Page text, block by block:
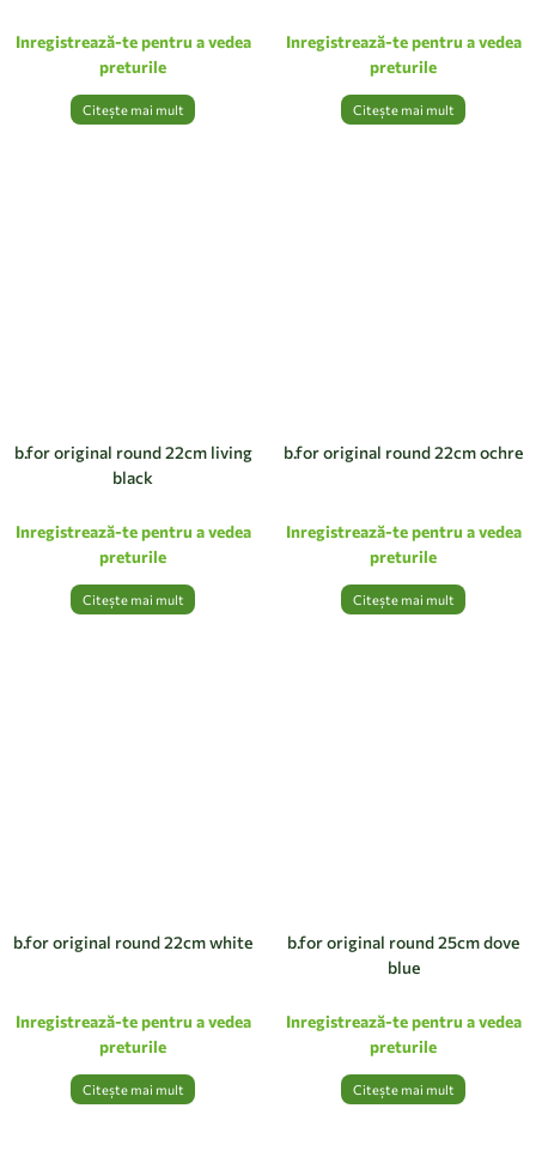
Inregistrează-te pentru a vedea
preturile
Citește mai mult
Inregistrează-te pentru a vedea
preturile
Citește mai mult
b.for original round 22cm living
black
Inregistrează-te pentru a vedea
preturile
Citește mai mult
b.for original round 22cm ochre
Inregistrează-te pentru a vedea
preturile
Citește mai mult
b.for original round 22cm white
Inregistrează-te pentru a vedea
preturile
Citește mai mult
b.for original round 25cm dove
blue
Inregistrează-te pentru a vedea
preturile
Citește mai mult